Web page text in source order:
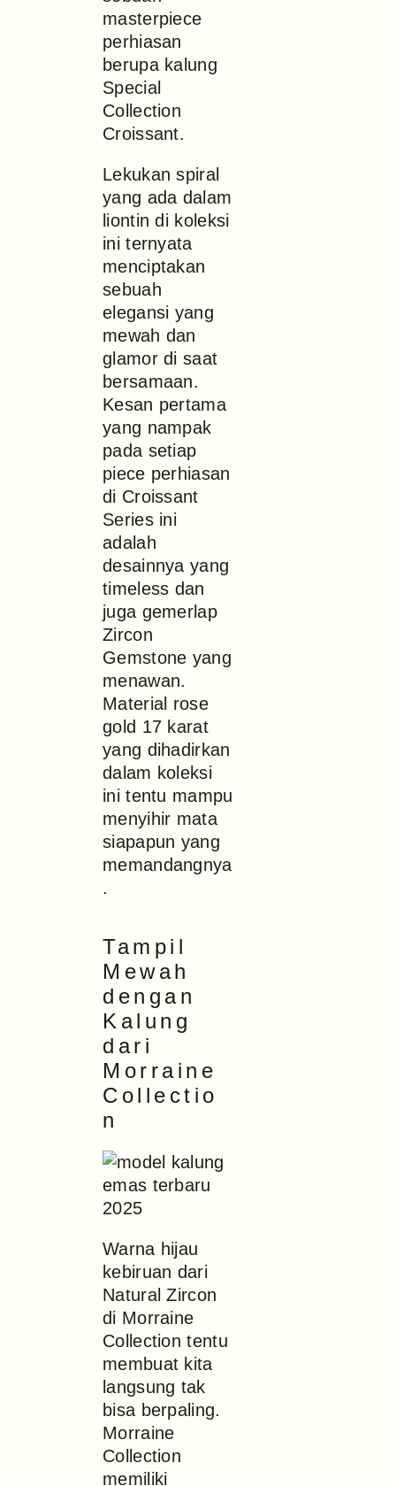
masterpiece
perhiasan
berupa kalung
Special
Collection
Croissant.
Lekukan spiral
yang ada dalam
liontin di koleksi
ini ternyata
menciptakan
sebuah
elegansi yang
mewah dan
glamor di saat
bersamaan.
Kesan pertama
yang nampak
pada setiap
piece perhiasan
di Croissant
Series ini
adalah
desainnya yang
timeless dan
juga gemerlap
Zircon
Gemstone yang
menawan.
Material rose
gold 17 karat
yang dihadirkan
dalam koleksi
ini tentu mampu
menyihir mata
siapapun yang
memandangnya
.
Tampil
Mewah
dengan
Kalung
dari
Morraine
Collectio
n
Warna hijau
kebiruan dari
Natural Zircon
di Morraine
Collection tentu
membuat kita
langsung tak
bisa berpaling.
Morraine
Collection
memiliki